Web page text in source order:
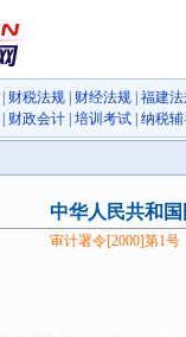
财税法规 财经法规 福建
财政会计 培训考试 纳税
中华人民共和
审计署令